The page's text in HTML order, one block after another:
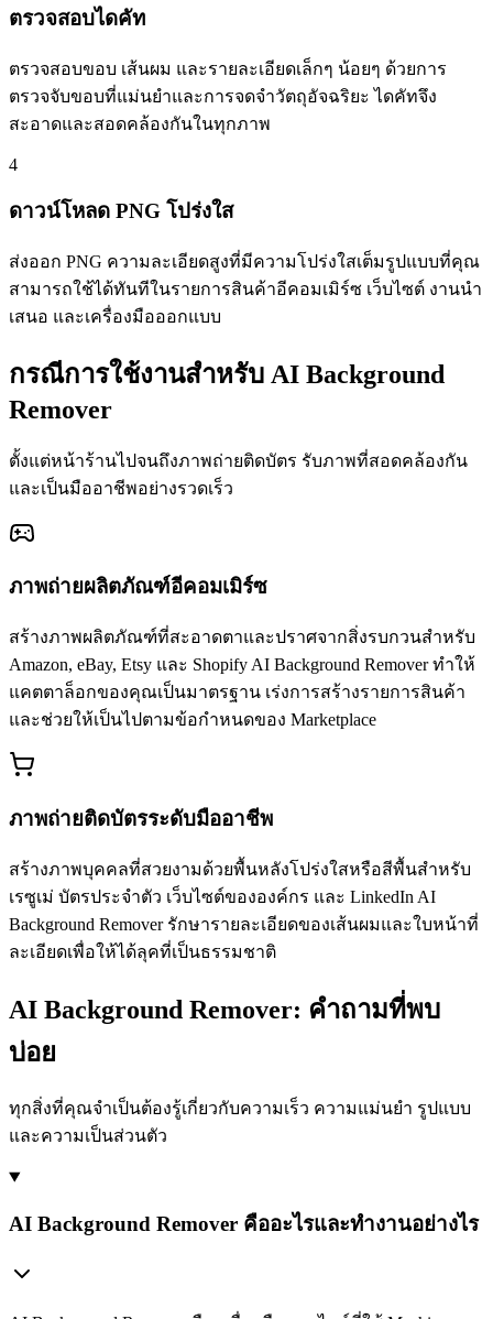
ตรวจสอบไดคัท
ตรวจสอบขอบ เส้นผม และรายละเอียดเล็กๆ น้อยๆ ด้วยการ
ตรวจจับขอบที่แม่นยำและการจดจำวัตถุอัจฉริยะ ไดคัทจึง
สะอาดและสอดคล้องกันในทุกภาพ
4
ดาวน์โหลด PNG โปร่งใส
ส่งออก PNG ความละเอียดสูงที่มีความโปร่งใสเต็มรูปแบบที่คุณ
สามารถใช้ได้ทันทีในรายการสินค้าอีคอมเมิร์ซ เว็บไซต์ งานนำ
เสนอ และเครื่องมือออกแบบ
กรณีการใช้งานสำหรับ AI Background
Remover
ตั้งแต่หน้าร้านไปจนถึงภาพถ่ายติดบัตร รับภาพที่สอดคล้องกัน
และเป็นมืออาชีพอย่างรวดเร็ว
ภาพถ่ายผลิตภัณฑ์อีคอมเมิร์ซ
สร้างภาพผลิตภัณฑ์ที่สะอาดตาและปราศจากสิ่งรบกวนสำหรับ
Amazon, eBay, Etsy และ Shopify AI Background Remover ทำให้
แคตตาล็อกของคุณเป็นมาตรฐาน เร่งการสร้างรายการสินค้า
และช่วยให้เป็นไปตามข้อกำหนดของ Marketplace
ภาพถ่ายติดบัตรระดับมืออาชีพ
สร้างภาพบุคคลที่สวยงามด้วยพื้นหลังโปร่งใสหรือสีพื้นสำหรับ
เรซูเม่ บัตรประจำตัว เว็บไซต์ขององค์กร และ LinkedIn AI
Background Remover รักษารายละเอียดของเส้นผมและใบหน้าที่
ละเอียดเพื่อให้ได้ลุคที่เป็นธรรมชาติ
AI Background Remover: คำถามที่พบ
บ่อย
ทุกสิ่งที่คุณจำเป็นต้องรู้เกี่ยวกับความเร็ว ความแม่นยำ รูปแบบ
และความเป็นส่วนตัว
AI Background Remover คืออะไรและทำงานอย่างไร